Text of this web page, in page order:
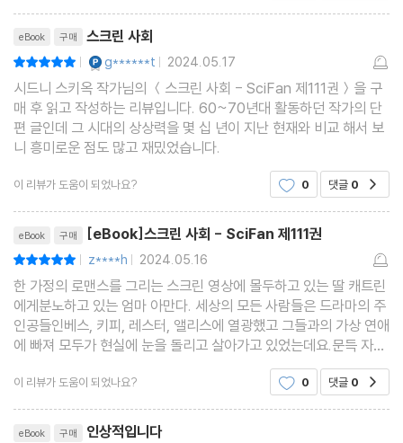
eBook 구매 스크린 사회
| g******t | 2024.05.17
시드니 스키옥 작가님의 ＜스크린 사회 - SciFan 제111권＞을 구
매 후 읽고 작성하는 리뷰입니다. 60~70년대 활동하던 작가의 단
편 글인데 그 시대의 상상력을 몇 십 년이 지난 현재와 비교 해서 보
니 흥미로운 점도 많고 재밌었습니다.
이 리뷰가 도움이 되었나요? 0 댓글 0
eBook 구매 [eBook]스크린 사회 - SciFan 제111권
| z****h | 2024.05.16
한 가정의 로맨스를 그리는 스크린 영상에 몰두하고 있는 딸 캐트린
에게분노하고 있는 엄마 아만다. 세상의 모든 사람들은 드라마의 주
인공들인베스, 키피, 레스터, 앨리스에 열광했고 그들과의 가상 연애
에 빠져 모두가 현실에 눈을 돌리고 살아가고 있었는데요.문득 자신
의 딸 캐트린이 세상에서 가장 어린 사람이 되었다는 사실을깨닫게
된 아만다. 하지만 딸은 스스로를 키피라고 생
이 리뷰가 도움이 되었나요? 0 댓글 0
eBook 구매 인상적입니다